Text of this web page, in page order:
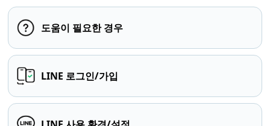
도움이 필요한 경우
LINE 로그인/가입